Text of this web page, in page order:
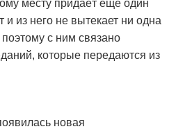
месту придаёт ещё один
и из него не вытекает ни одна
с ним связано
которые передаются из
новая